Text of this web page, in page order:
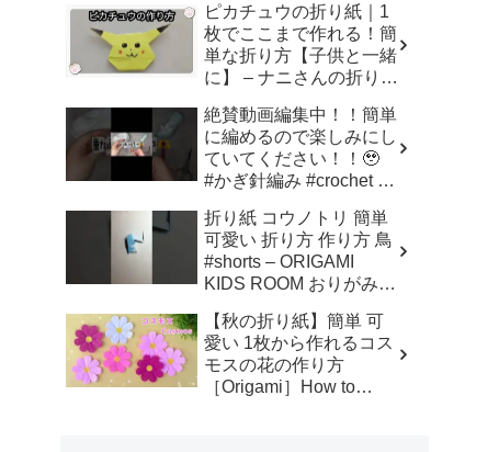
ピカチュウの折り紙｜1
枚でここまで作れる！簡
単な折り方【子供と一緒
に】 – ナニさんの折り紙
絶賛動画編集中！！簡単
に編めるので楽しみにし
ていてください！！🥹
#かぎ針編み #crochet #
作品制作 #かわいい #編
み図 #handmade – てん
こ
折り紙 コウノトリ 簡単
可愛い 折り方 作り方 鳥
#shorts – ORIGAMI
KIDS ROOM おりがみキ
【秋の折り紙】簡単 可
愛い 1枚から作れるコス
モスの花の作り方
［Origami］How to